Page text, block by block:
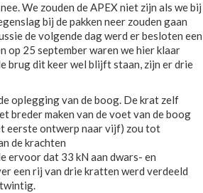
We zouden de APEX niet zijn als we bij
bij de pakken neer zouden gaan
de volgende dag werd er besloten een
op 25 september waren we hier klaar
brug dit keer wel blijft staan, zijn er drie
oplegging van de boog. De krat zelf
breder maken van de voet van de boog
eerste ontwerp naar vijf) zou tot
de krachten
ervoor dat 33 kN aan dwars- en
een rij van drie kratten werd verdeeld